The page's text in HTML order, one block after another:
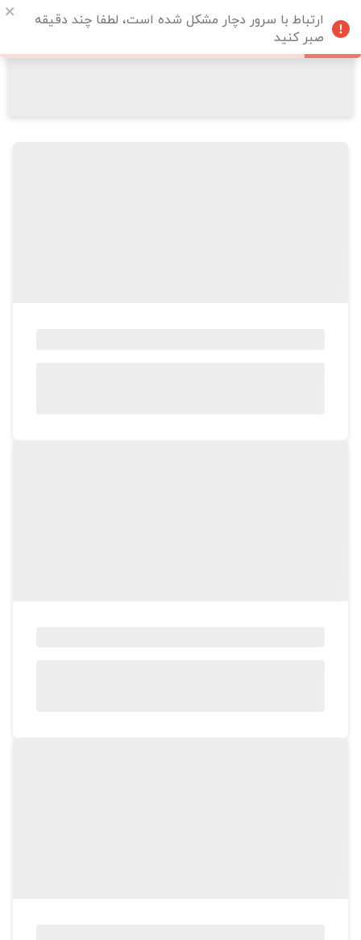
ارتباط با سرور دچار مشکل شده است، لطفا چند دقیقه
صبر کنید